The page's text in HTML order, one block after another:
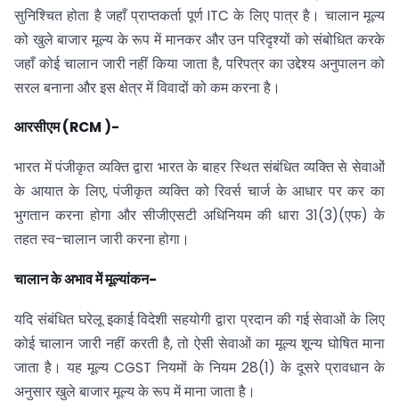
सुनिश्चित होता है जहाँ प्राप्तकर्ता पूर्ण ITC के लिए पात्र है। चालान मूल्य
को खुले बाजार मूल्य के रूप में मानकर और उन परिदृश्यों को संबोधित करके
जहाँ कोई चालान जारी नहीं किया जाता है, परिपत्र का उद्देश्य अनुपालन को
सरल बनाना और इस क्षेत्र में विवादों को कम करना है।
आरसीएम (RCM )-
भारत में पंजीकृत व्यक्ति द्वारा भारत के बाहर स्थित संबंधित व्यक्ति से सेवाओं
के आयात के लिए, पंजीकृत व्यक्ति को रिवर्स चार्ज के आधार पर कर का
भुगतान करना होगा और सीजीएसटी अधिनियम की धारा 31(3)(एफ) के
तहत स्व-चालान जारी करना होगा।
चालान के अभाव में मूल्यांकन-
यदि संबंधित घरेलू इकाई विदेशी सहयोगी द्वारा प्रदान की गई सेवाओं के लिए
कोई चालान जारी नहीं करती है, तो ऐसी सेवाओं का मूल्य शून्य घोषित माना
जाता है। यह मूल्य CGST नियमों के नियम 28(1) के दूसरे प्रावधान के
अनुसार खुले बाजार मूल्य के रूप में माना जाता है।